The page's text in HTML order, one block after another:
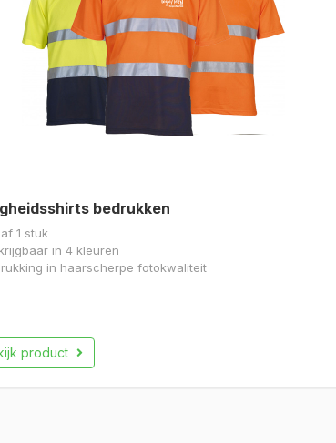
bedrukken
1 stuk
in 4 kleuren
in haarscherpe fotokwaliteit
product